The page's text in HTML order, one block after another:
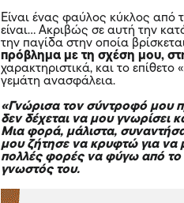
Είναι ένας φαύλος κύκλος από
είναι… Ακριβώς σε αυτή την
την παγίδα στην οποία
πρόβλημα με τη σχέση μου,
χαρακτηριστικά, και το
γεμάτη ανασφάλεια.
«Γνώρισα τον σύντροφό μου
δεν δέχεται να μου γνωρίσει
Μια φορά, μάλιστα,
μου ζήτησε να κρυφτώ για να
πολλές φορές να φύγω από το
γνωστός του.